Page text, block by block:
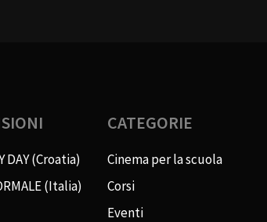
DAY (Croatia)
(Italia)
CATEGORIE
Cinema per la scuola
Corsi
Eventi